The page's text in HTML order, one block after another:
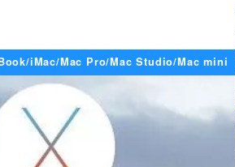
iMac/Mac Pro/Mac Studio/Mac mini